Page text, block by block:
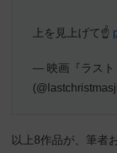
上を見上げて☝️
— 映画『ラスト
以上8作品が、筆者